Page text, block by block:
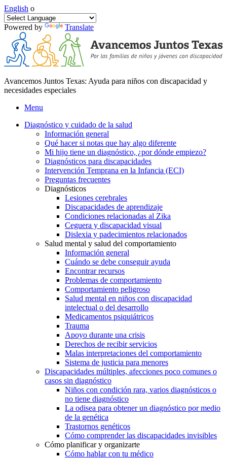
English o
Powered by Translate
Avancemos Juntos Texas: Ayuda para niños con discapacidad y
necesidades especiales
Menu
Diagnóstico y cuidado de la salud
Información general
Qué hacer si notas que hay algo diferente
Mi hijo tiene un diagnóstico, ¿por dónde empiezo?
Diagnósticos para discapacidades
Intervención Temprana en la Infancia (ECI)
Preguntas frecuentes
Diagnósticos
Lesiones cerebrales
Discapacidades de aprendizaje
Condiciones relacionadas al Zika
Ceguera y discapacidad visual
Dislexia y padecimientos relacionados
Salud mental y salud del comportamiento
Información general
Cuándo se debe conseguir ayuda
Encontrar recursos
Problemas de comportamiento
Comportamiento peligroso
Salud mental en niños con discapacidad
intelectual o del desarrollo
Medicamentos psiquiátricos
Trauma
Apoyo durante una crisis
Derechos de recibir servicios
Malas interpretaciones del comportamiento
Sistema de justicia para menores
Discapacidades múltiples, afecciones poco comunes o
casos sin diagnóstico
Niños con condición rara, varios diagnósticos o
no tiene diagnóstico
La odisea para obtener un diagnóstico por medio
de la genética
Trastornos genéticos
Cómo comprender las discapacidades invisibles
Cómo planificar y organizarte
Cómo hablar con tu médico